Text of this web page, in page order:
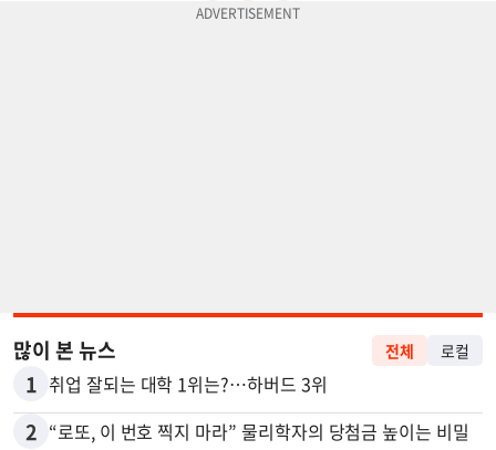
많이 본 뉴스 전체 로컬
1 취업 잘되는 대학 1위는?…하버드 3위
2 “로또, 이 번호 찍지 마라” 물리학자의 당첨금 높이는 비밀